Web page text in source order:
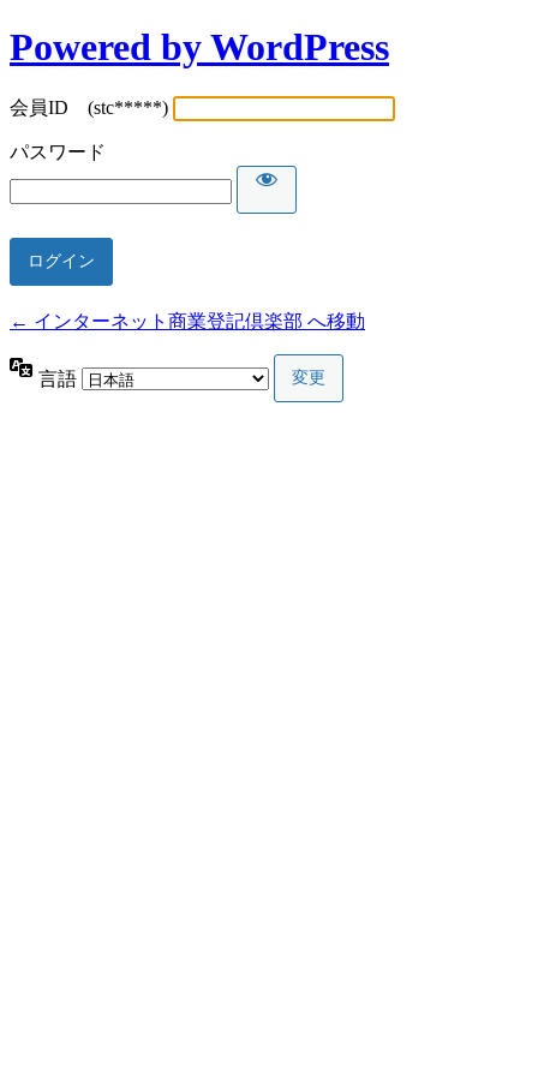
Powered by WordPress
会員ID (stc*****)
パスワード
← インターネット商業登記倶楽部 へ移動
言語